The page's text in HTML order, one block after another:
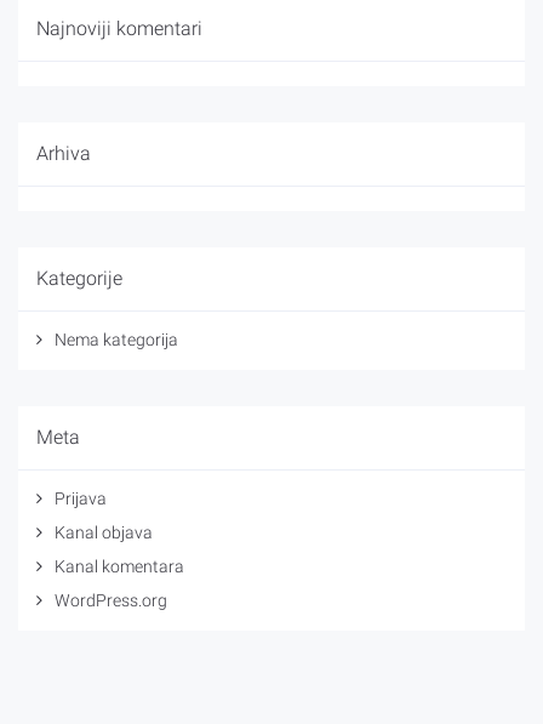
Najnoviji komentari
Arhiva
Kategorije
Nema kategorija
Meta
Prijava
Kanal objava
Kanal komentara
WordPress.org